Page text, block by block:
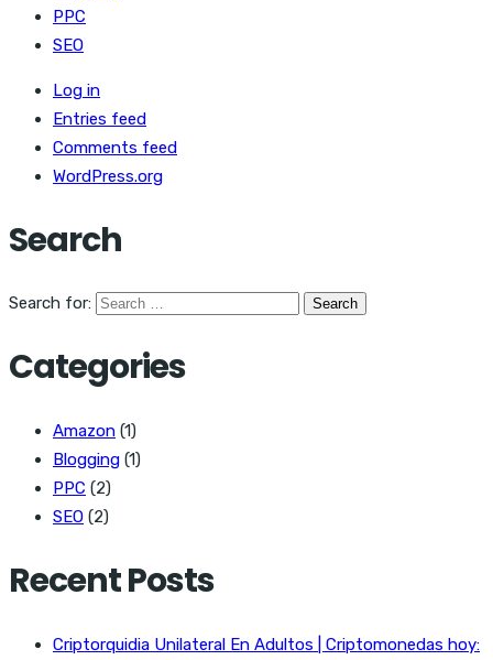
PPC
SEO
Log in
Entries feed
Comments feed
WordPress.org
Search
Search for:
Categories
Amazon (1)
Blogging (1)
PPC (2)
SEO (2)
Recent Posts
Criptorquidia Unilateral En Adultos | Criptomonedas hoy: